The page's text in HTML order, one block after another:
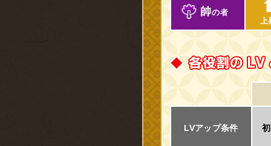
帥の者 ⬆
上
LVアップ条件